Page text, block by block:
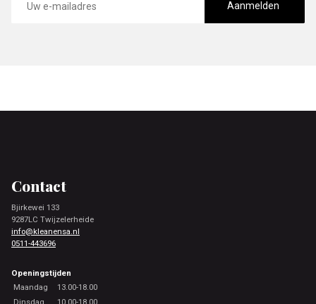
mailadres
Aanmelden
Contact
Bjirkewei 133
9287LC Twijzelerheide
info@kleanensa.nl
0511-443696
Openingstijden
Maandag
13.00-18.00